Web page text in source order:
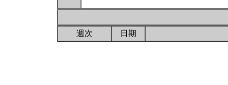
週次 日期